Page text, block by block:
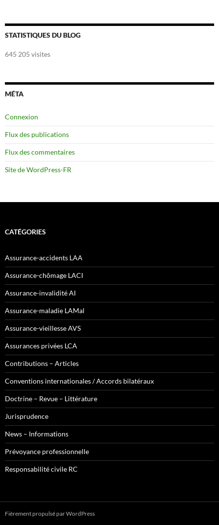
STATISTIQUES DU BLOG
645 205 visites
MÉTA
Connexion
Flux des publications
Flux des commentaires
Site de WordPress-FR
CATÉGORIES
Assurance-accidents LAA
Assurance-chômage LACI
Assurance-invalidité AI
Assurance-maladie LAMal
Assurance-vieillesse AVS
Assurances privées LCA
Contributions – Articles
Conventions internationales / Accords bilatéraux
Doctrine – Revue – Littérature
Jurisprudence
News – Informations
Prévoyance professionnelle
Responsabilité civile RC
Fièrement propulsé par WordPress